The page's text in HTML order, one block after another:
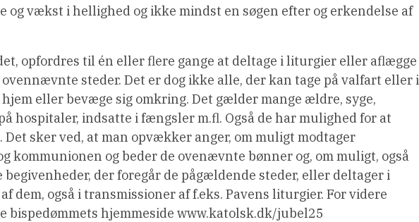
og vækst i hellighed og ikke mindst en søgen efter og erkendelse af
opfordres til én eller flere gange at deltage i liturgier eller aflægge
steder. Det er dog ikke alle, der kan tage på valfart eller i
eller bevæge sig omkring. Det gælder mange ældre, syge,
hospitaler, indsatte i fængsler m.fl. Også de har mulighed for at
sker ved, at man opvækker anger, om muligt modtager
kommunionen og beder de ovenævnte bønner og, om muligt, også
begivenheder, der foregår de pågældende steder, eller deltager i
dem, også i transmissioner af f.eks. Pavens liturgier. For videre
bispedømmets hjemmeside www.katolsk.dk/jubel25